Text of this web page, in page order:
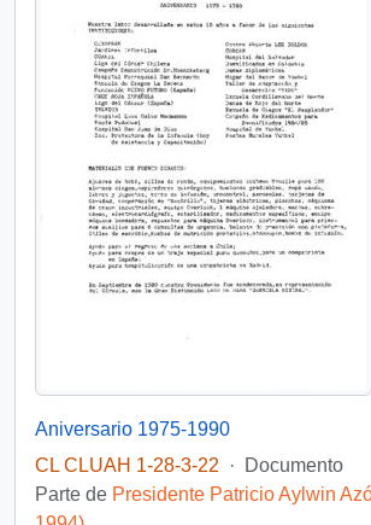
Aniversario 1975-1990
CL CLUAH 1-28-3-22
·
Documento
Parte de Presidente Patricio Aylwin